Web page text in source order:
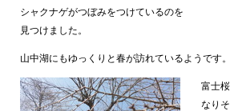
シャクナゲがつぼみをつけているのを
見つけました。
山中湖にもゆっくりと春が訪れているようです。
富士
なりそ